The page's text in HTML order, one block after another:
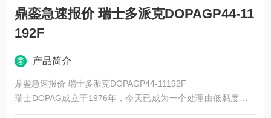
鼎銮急速报价 瑞士多派克DOPAGP44-11
192F
产品简介
鼎銮急速报价 瑞士多派克DOPAGP44-11192F
瑞士DOPAG成立于1976年，今天已成为一个处理由低黏度到高
黏度的单组分物料和多组分聚合物的，计量混和系统的**性*和制